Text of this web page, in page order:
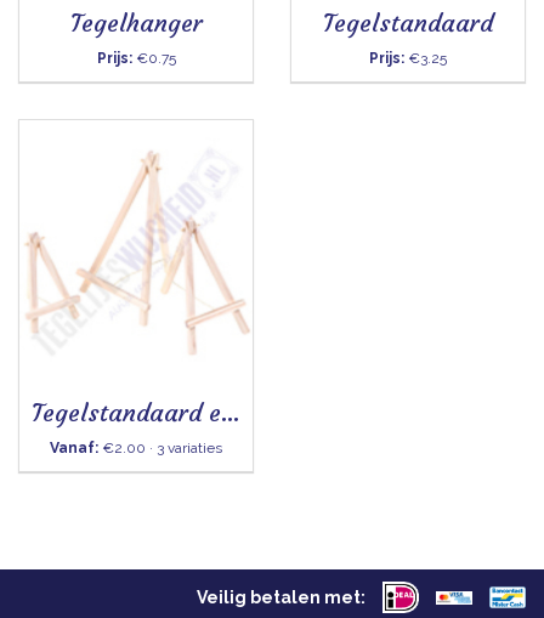
Tegelhanger
Prijs:€0.75
Tegelstandaard
Prijs: €3.25
Tegelstandaard ezel
Vanaf: €2.00 · 3 variaties
Veilig betalen met: